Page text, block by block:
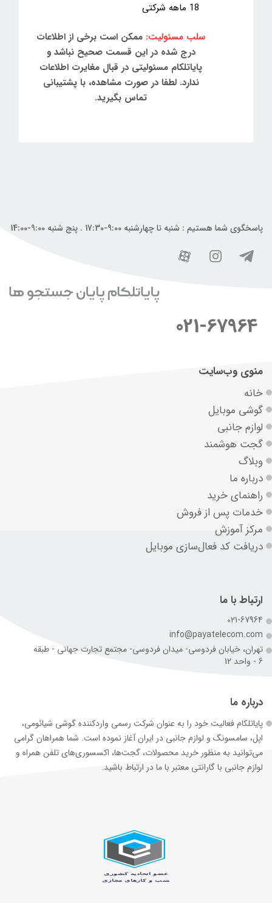
18 ماهه شرکتی
سلب مسئولیت: ممکن است برخی از اطلاعات
درج شده در این قسمت صحیح نباشد و
پایاتلکام مسئولیتی در قبال مغایرت اطلاعات
ندارد. لطفا در صورت مشاهده، با پشتیبانی
تماس بگیرید.
پاسخگوی شما هستیم : شنبه تا چهارشنبه 9:00-17:30 . پنج شنبه 9:00-14:00
021-67964
منوی وب‌سایت
خانه
گوشی موبایل
لوازم جانبی
گجت هوشمند
وبلاگ
درباره ما
راهنمای خرید
خدمات پس از فروش
مرکز آموزش
دریافت کد فعال‌سازی موبایل
ارتباط با ما
021-67964
info@payatelecom.com
تهران، خیابان فردوسی- میدان فردوسی- مجتمع تجارت جهانی - طبقه
6 - واحد 12
درباره ما
پایاتلکام فعالیت خود را به عنوان شرکت رسمی وارد‌کننده گوشی شیائومی،
اپل، سامسونگ و لوازم جانبی در ایران آغاز نموده است. شما همراهان گرامی
می‌توانید به منظور خرید محصولات، گجت‌ها، اکسسوری‌های تلفن همراه و
لوازم جانبی با گارانتی معتبر با ما در ارتباط باشید.